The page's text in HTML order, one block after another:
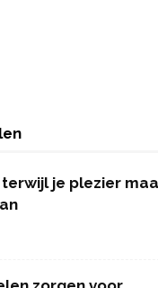
terwijl je plezier